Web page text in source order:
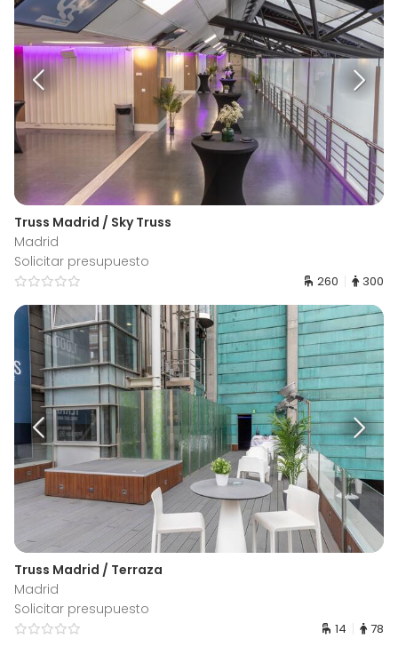
Truss Madrid / Sky Truss
Madrid
Solicitar presupuesto
260 300
Truss Madrid / Terraza
Madrid
Solicitar presupuesto
14 78